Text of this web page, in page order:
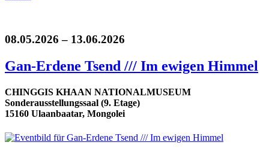
08.05.2026 – 13.06.2026
Gan-Erdene Tsend /// Im ewigen Himmel
CHINGGIS KHAAN NATIONALMUSEUM
Sonderausstellungssaal (9. Etage)
15160 Ulaanbaatar, Mongolei